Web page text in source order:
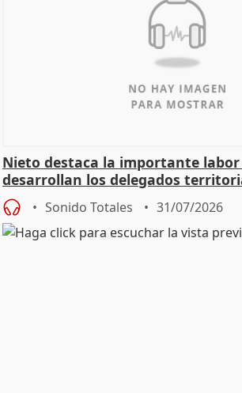
Nieto destaca la importante
desarrollan los delegados
Sonido Totales 31/07/2026